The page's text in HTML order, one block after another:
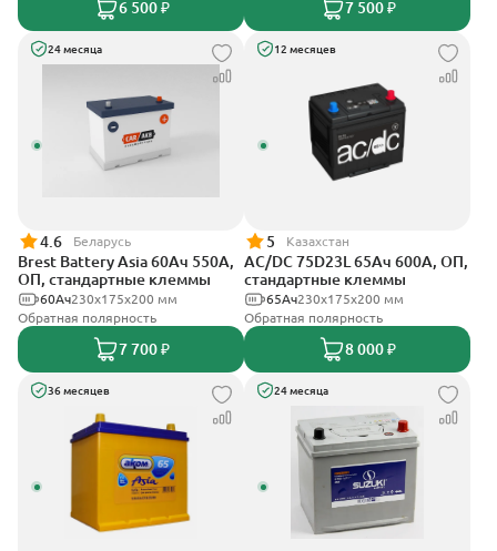
6 500 ₽ 7 500 ₽
24 месяца
4.6 Беларусь
Brest Battery Asia 60Ач 550А,
ОП, стандартные клеммы
230x175x200 мм
60Ач
Обратная полярность
7 700 ₽
12 месяцев
5 Казахстан
AC/DC 75D23L 65Ач 600А, ОП,
стандартные клеммы
230x175x200 мм
65Ач
Обратная полярность
8 000 ₽
36 месяцев 24 месяца